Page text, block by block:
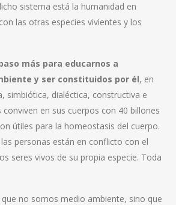
sistema está la humanidad en
las otras especies vivientes y los
más para educarnos a
y ser constituidos por él, en
simbiótica, dialéctica, constructiva e
conviven en sus cuerpos con 40 billones
útiles para la homeostasis del cuerpo.
personas están en conflicto con el
seres vivos de su propia especie. Toda
no somos medio ambiente, sino que